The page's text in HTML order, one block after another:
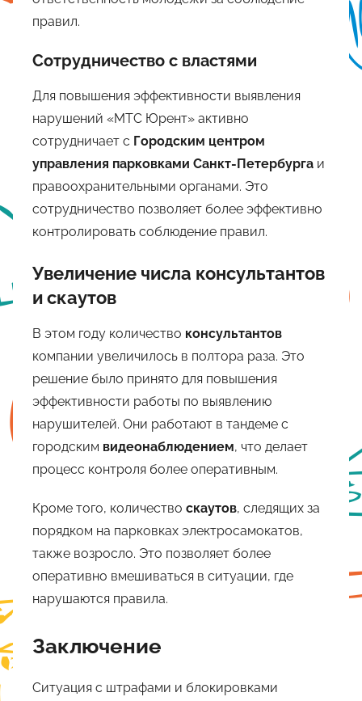
правил.
Сотрудничество с властями
Для повышения эффективности выявления
нарушений «МТС Юрент» активно
сотрудничает с Городским центром
управления парковками Санкт-Петербурга и
правоохранительными органами. Это
сотрудничество позволяет более эффективно
контролировать соблюдение правил.
Увеличение числа консультантов
и скаутов
В этом году количество консультантов
компании увеличилось в полтора раза. Это
решение было принято для повышения
эффективности работы по выявлению
нарушителей. Они работают в тандеме с
городским видеонаблюдением, что делает
процесс контроля более оперативным.
Кроме того, количество скаутов, следящих за
порядком на парковках электросамокатов,
также возросло. Это позволяет более
оперативно вмешиваться в ситуации, где
нарушаются правила.
Заключение
Ситуация с штрафами и блокировками